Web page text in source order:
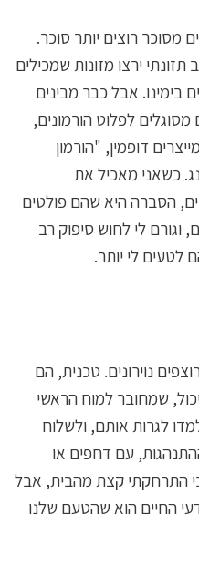
מסוכר רוצים יותר סוכר.
ירצו מזונות שמכילים
בימינו. אבל כבר מבינים
לפלוט הורמונים,
דופמין, "הורמון
כשאני מאכיל את
הסברה היא שהם פולטים
וגורם לי לחוש סיפוק רב
לטעים לי יותר.
נוירונים. טכנית, הם
שמחובר למוח הראשי
לגרות אותם, ולשלוח
עם דחפים או
התרחקתי קצת מהבית, אבל
החיים הוא שהטעם שלנו